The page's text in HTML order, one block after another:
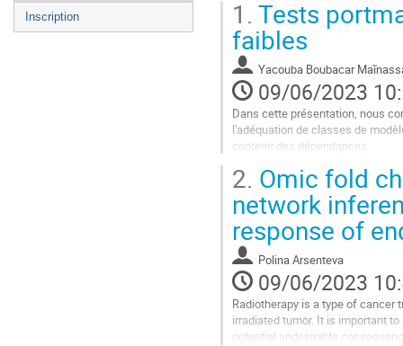
Inscription 1. Tests
faibles
Yacouba Boubacar
09/06/2023
Dans cette présentation, nous
l'adéquation de classes de
contenir des dépendances
Moving-Average) avec...
Aller
la
page
de
la
contribution
2. Omic fold
network
response of
Polina Arsenteva
09/06/2023
Radiotherapy is a type of
irradiated tumor. It is important
potential undesirable